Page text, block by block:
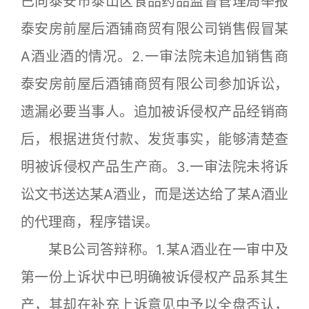
泰安房前屋后酒铺商贸有限公司销售假冒某
A酒业酒的情况。2.一审法院未追加销售商
泰安房前屋后酒铺商贸有限公司参加诉讼，
遗漏必要当事人。追加被诉侵权产品经销商
后，根据进货付款、发货事实，能够清楚查
明被诉侵权产品生产商。3.一审法院未将诉
讼文书送达某A酒业，而是送达给了某A酒业
的代理商，程序错误。
某B公司答辩称。1.某A酒业在一审中及
第一份上诉状中已明确被诉侵权产品系其生
产，其却在补充上诉意见中予以全盘否认，